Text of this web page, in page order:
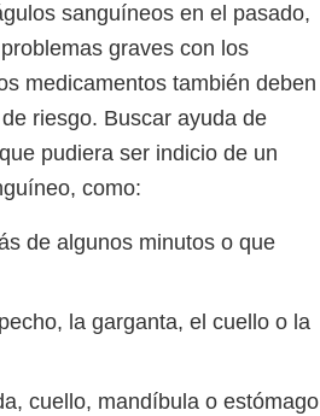
sanguíneos en el pasado,
graves con los
medicamentos también deben
riesgo. Buscar ayuda de
pudiera ser indicio de un
como:
de algunos minutos o que
la garganta, el cuello o la
cuello, mandíbula o estómago